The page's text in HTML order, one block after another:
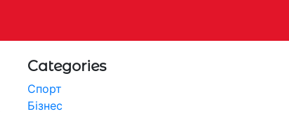
Categories
Спорт
Бізнес